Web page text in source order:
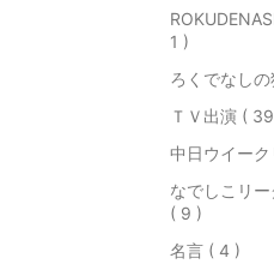
1 )
ろくでなし
ＴＶ出演 (
中日ウイー
なでしこリ
( 9 )
名言 ( 4 )